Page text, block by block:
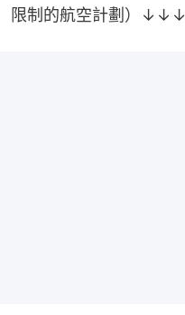
限制的航空計劃）↓↓↓